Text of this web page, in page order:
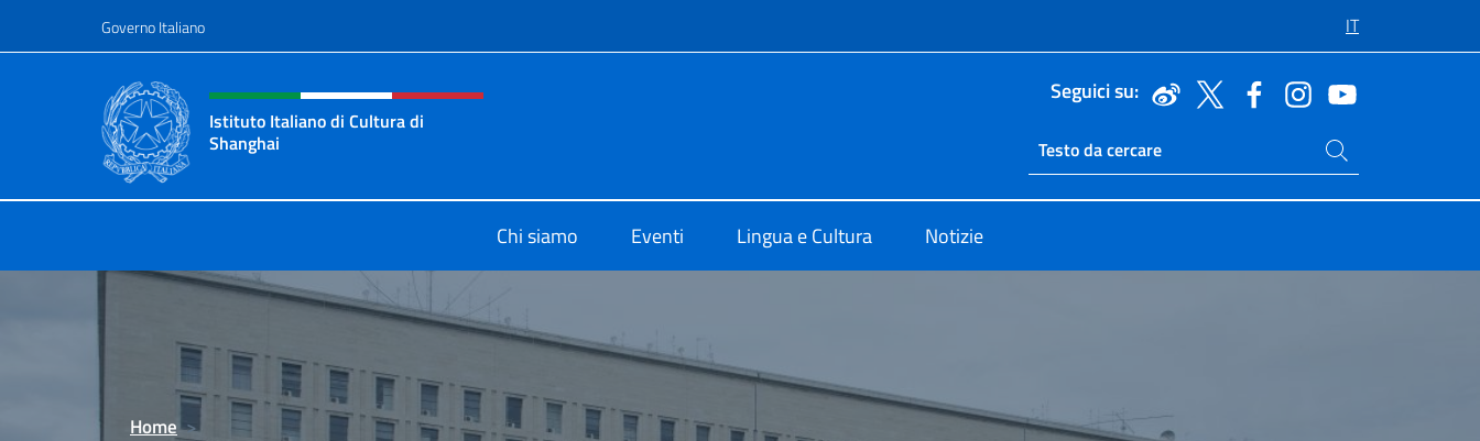
Governo Italiano IT
Intestazione sito, social e menù
Istituto Italiano di Cultura di
Shanghai
Seguici su:
Ricerca sito live
Cerca nel sito
Chi siamo Eventi Lingua e Cultura Notizie
Home >